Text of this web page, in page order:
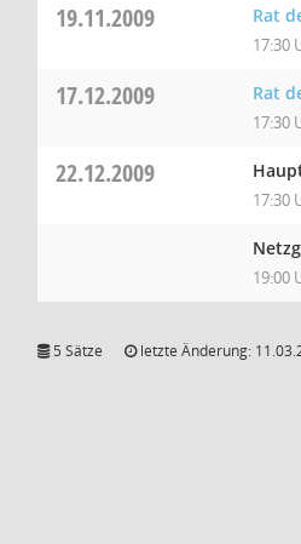
19.11.2009 Rat
17:30
17.12.2009 Rat
17:30
22.12.2009
17:30
19:00
5 Sätze letzte Änderung: